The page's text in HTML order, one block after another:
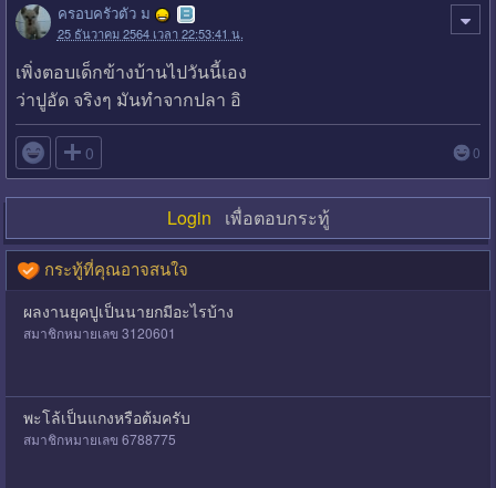
ครอบครัวตัว ม
25 ธันวาคม 2564 เวลา 22:53:41 น.
เพิ่งตอบเด็กข้างบ้านไปวันนี้เอง
ว่าปูอัด จริงๆ มันทำจากปลา อิ
 0 0
Login เพื่อตอบกระทู้
กระทู้ที่คุณอาจสนใจ
ผลงานยุคปูเป็นนายกมีอะไรบ้าง
สมาชิกหมายเลข 3120601
พะโล้เป็นแกงหรือต้มครับ
สมาชิกหมายเลข 6788775